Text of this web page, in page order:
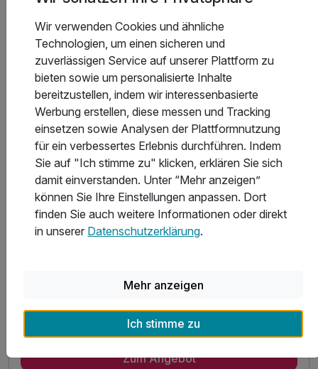
ACHTUNG: Aufpreis 3te & 4te Person*
Wieder frei ab September
Pertisau am Achensee, Achensee Region
8 Tage
ab 345 €
Gesamt ab 691 €
Appartements Alpenland Pertisau
Auszeit am Achensee in Tirol | 7 Nächte
7 Übernachtungen im vollausgestatteten Appartement
inkl. Achensee-Card ***
7 Übernachtungen im vollausgestatteten Appartement
inkl. Achensee-Card ***Zum Angebot
Wir verwenden Cookies und ähnliche
Technologien, um einen sicheren und
zuverlässigen Service auf unserer Plattform zu
bieten sowie um personalisierte Inhalte
bereitzustellen, indem wir interessenbasierte
Werbung erstellen, diese messen und Tracking
einsetzen sowie Analysen der Plattformnutzung
für ein verbessertes Erlebnis durchführen. Indem
Sie auf "Ich stimme zu" klicken, erklären Sie sich
damit einverstanden. Unter “Mehr anzeigen”
können Sie Ihre Einstellungen anpassen. Dort
finden Sie auch weitere Informationen oder direkt
in unserer Datenschutzerklärung.
Mehr anzeigen
Ich stimme zu